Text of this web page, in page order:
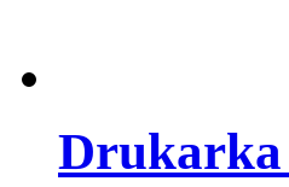
Drukarka